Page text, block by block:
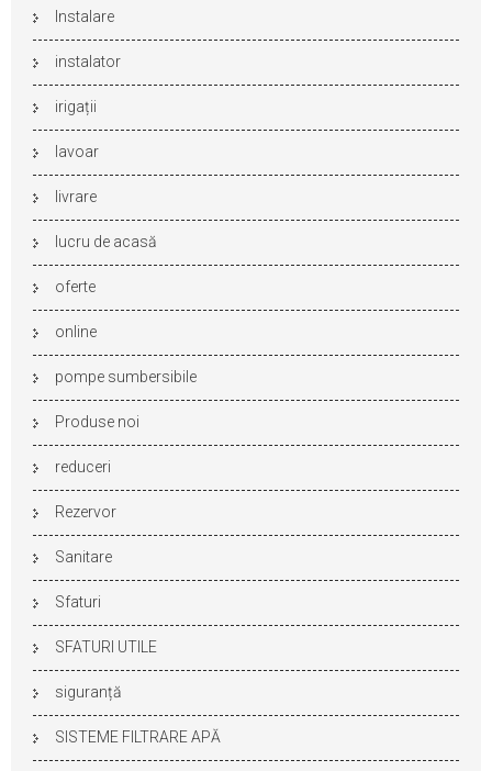
Instalare
instalator
irigații
lavoar
livrare
lucru de acasă
oferte
online
pompe sumbersibile
Produse noi
reduceri
Rezervor
Sanitare
Sfaturi
SFATURI UTILE
siguranță
SISTEME FILTRARE APĂ